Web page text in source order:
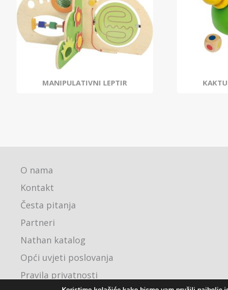
MANIPULATIVNI LEPTIR
O nama
Kontakt
Česta pitanja
Partneri
Nathan katalog
Opći uvjeti poslovanja
Pravila privatnosti